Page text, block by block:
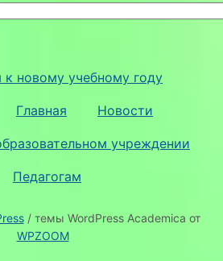
новому учебному году
Главная Новости
учреждении
Педагогам
/ темы WordPress Academica от
WPZOOM